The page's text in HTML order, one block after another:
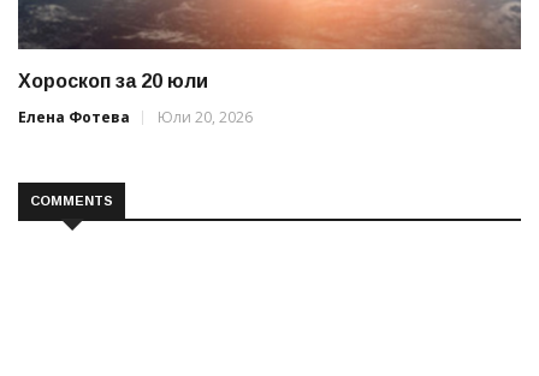
Хороскоп за 20 юли
Елена Фотева
Юли 20, 2026
COMMENTS